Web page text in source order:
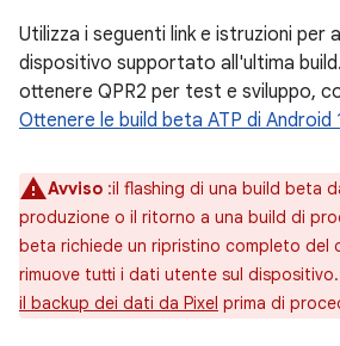
Utilizza i seguenti link e istruzioni per
dispositivo supportato all'ultima
ottenere QPR2 per test e sviluppo,
Ottenere le build beta ATP di Android
Avviso :il flashing di una build beta
produzione o il ritorno a una build di
beta richiede un ripristino completo del
rimuove tutti i dati utente sul
il backup dei dati da Pixel prima di